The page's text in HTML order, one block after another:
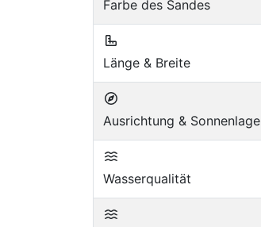
Farbe des Sandes
Länge & Breite
Ausrichtung & Sonnenlage
Wasserqualität